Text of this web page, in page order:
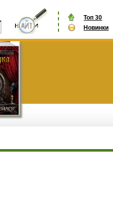
Топ 30
Новинки